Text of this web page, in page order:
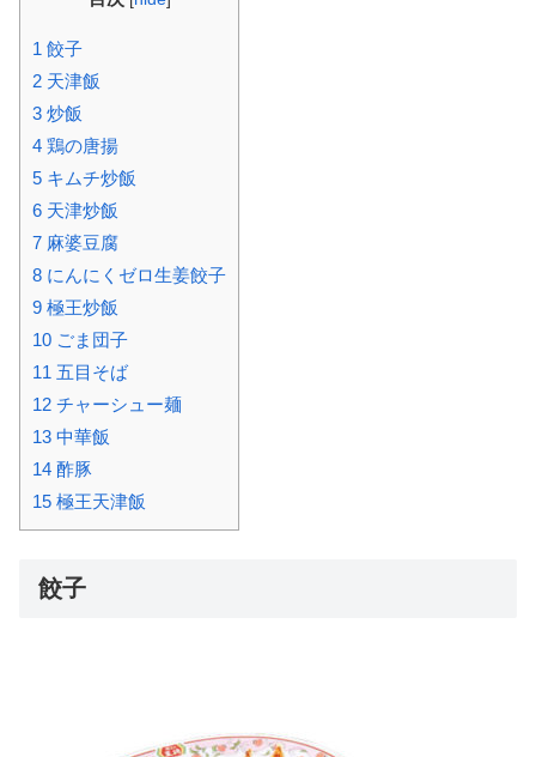
1 餃子
2 天津飯
3 炒飯
4 鶏の唐揚
5 キムチ炒飯
6 天津炒飯
7 麻婆豆腐
8 にんにくゼロ生姜餃子
9 極王炒飯
10 ごま団子
11 五目そば
12 チャーシュー麺
13 中華飯
14 酢豚
15 極王天津飯
餃子